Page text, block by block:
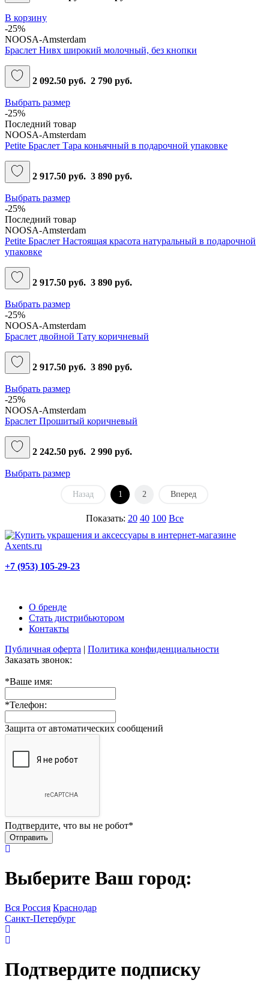
В корзину
-25%
NOOSA-Amsterdam
Браслет Нивх широкий молочный, без кнопки
2 092.50 руб. 2 790 руб.
Выбрать размер
-25%
Последний товар
NOOSA-Amsterdam
Petite Браслет Тара коньячный в подарочной упаковке
2 917.50 руб. 3 890 руб.
Выбрать размер
-25%
Последний товар
NOOSA-Amsterdam
Petite Браслет Настоящая красота натуральный в подарочной
упаковке
2 917.50 руб. 3 890 руб.
Выбрать размер
-25%
NOOSA-Amsterdam
Браслет двойной Тату коричневый
2 917.50 руб. 3 890 руб.
Выбрать размер
-25%
NOOSA-Amsterdam
Браслет Прошитый коричневый
2 242.50 руб. 2 990 руб.
Выбрать размер
Назад 1 2 Вперед
Показать: 20 40 100 Все
+7 (953) 105-29-23
О бренде
Стать дистрибьютором
Контакты
Публичная оферта | Политика конфиденциальности
Заказать звонок:
*Ваше имя:
*Телефон:
Защита от автоматических сообщений
Подтвердите, что вы не робот*
Выберите Ваш город:
Вся Россия Краснодар
Санкт-Петербург
Подтвердите подписку